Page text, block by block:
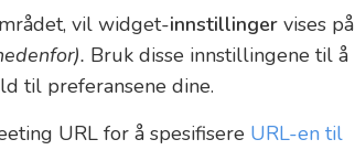
vil widget-innstillingervises på
Bruk disse innstillingene til å
til preferansene dine.
URL for å spesifisere URL-en til